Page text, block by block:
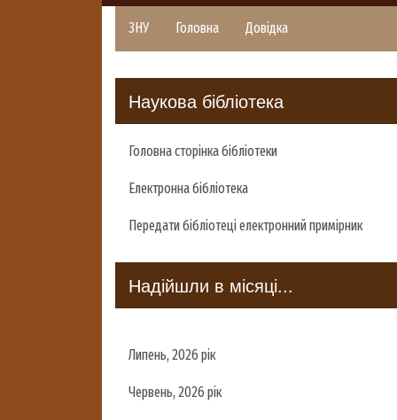
ЗНУ Головна Довідка
Наукова бібліотека
Головна сторінка бібліотеки
Електронна бібліотека
Передати бібліотеці електронний примірник
Надійшли в місяці...
Липень, 2026 рік
Червень, 2026 рік